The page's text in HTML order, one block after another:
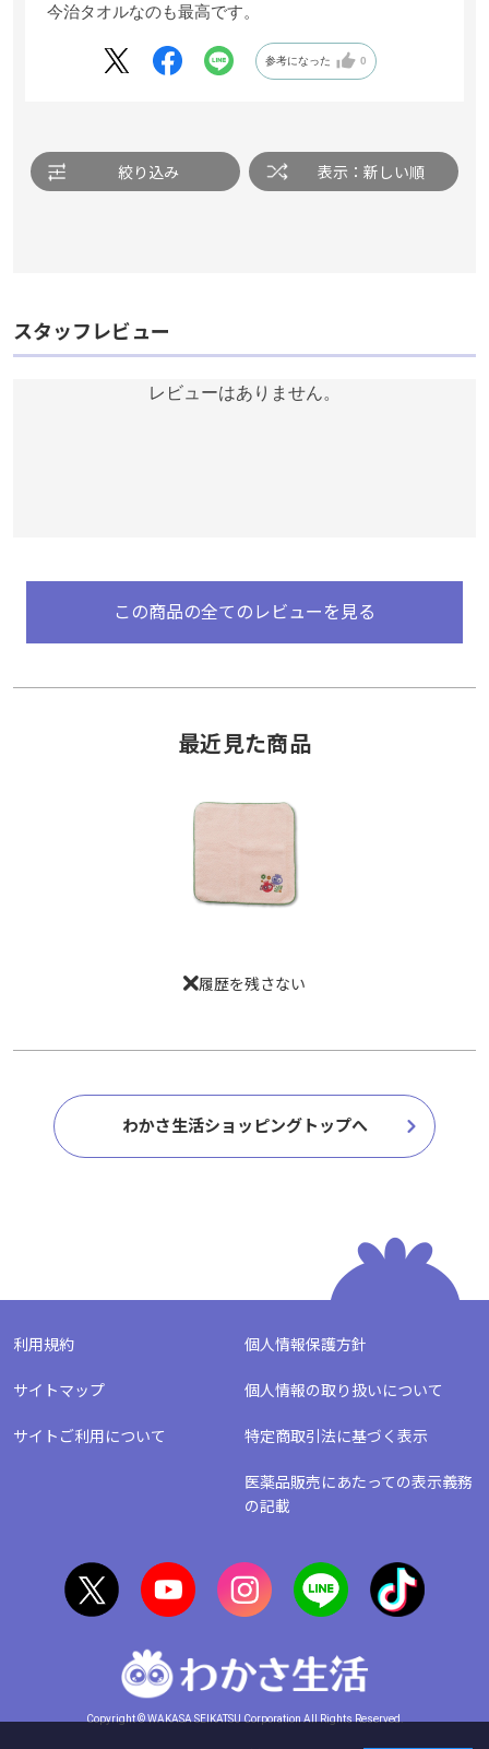
今治タオルなのも最高です。
参考になった 0
絞り込み 表示：新しい順
スタッフレビュー
レビューはありません。
この商品の全てのレビューを見る
最近見た商品
履歴を残さない
わかさ生活ショッピングトップへ
今治タオルなのも最高です。
参考になった 0
絞り込み 表示：新しい順
スタッフレビュー
レビューはありません。
この商品の全てのレビューを見る
最近見た商品
履歴を残さない
わかさ生活ショッピングトップへ
画像をクリックすると拡大します
画像をクリックすると拡大します
利用規約 個人情報保護方針
サイトマップ 個人情報の取り扱いについて
サイトご利用について 特定商取引法に基づく表示
医薬品販売にあたっての表示義務
の記載
Copyright © WAKASA SEIKATSU Corporation All Rights Reserved.